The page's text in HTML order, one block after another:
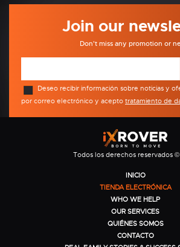
Join our
Don't miss any promotion or
Deseo recibir información sobre noticias y
por correo electrónico y acepto tratamiento de
Todos los derechos reservados
INICIO
TIENDA ELECTRÓNICA
WHO WE HELP
OUR SERVICES
QUIÉNES SOMOS
CONTACTO